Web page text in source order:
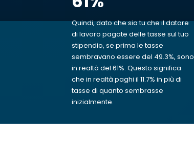
Quindi, dato che sia tu che il datore
di lavoro pagate delle tasse sul tuo
stipendio, se prima le tasse
sembravano essere del 49.3%, sono
in realtà del 61%. Questo significa
che in realtà paghi il 11.7% in più di
tasse di quanto sembrasse
inizialmente.